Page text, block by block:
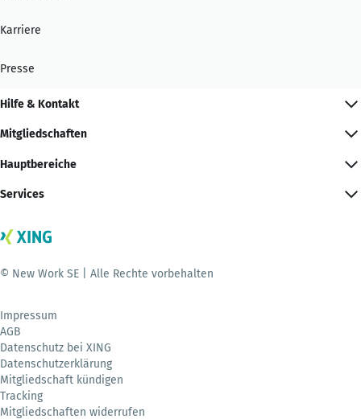
Karriere
Presse
Hilfe & Kontakt
Mitgliedschaften
Hauptbereiche
Services
© New Work SE | Alle Rechte vorbehalten
Impressum
AGB
Datenschutz bei XING
Datenschutzerklärung
Mitgliedschaft kündigen
Tracking
Mitgliedschaften widerrufen